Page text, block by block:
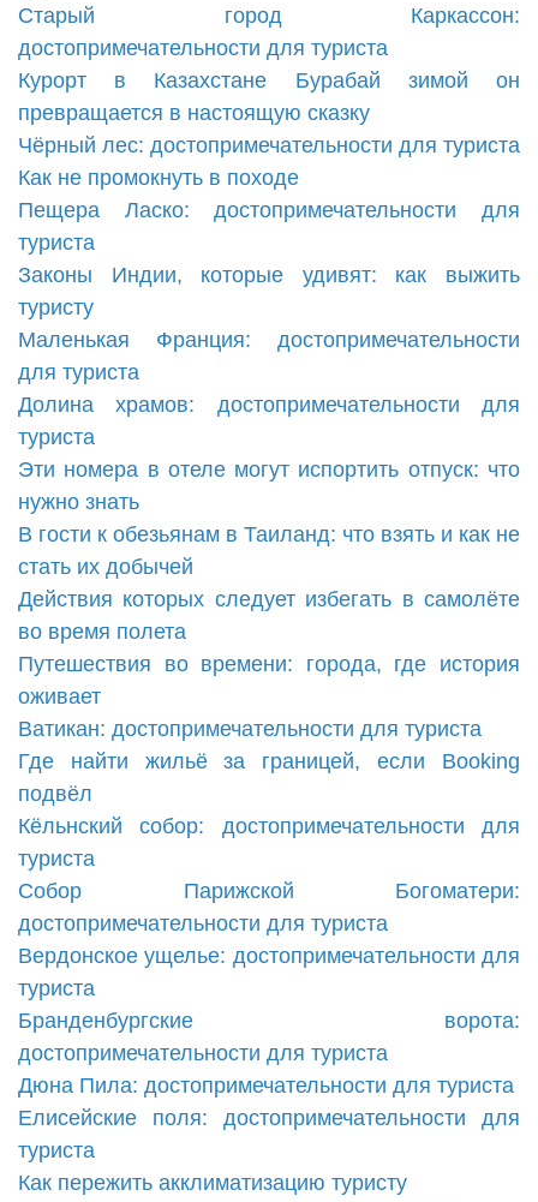
Старый город Каркассон:
достопримечательности для туриста
Курорт в Казахстане Бурабай зимой он
превращается в настоящую сказку
Чёрный лес: достопримечательности для туриста
Как не промокнуть в походе
Пещера Ласко: достопримечательности для
туриста
Законы Индии, которые удивят: как выжить
туристу
Маленькая Франция: достопримечательности
для туриста
Долина храмов: достопримечательности для
туриста
Эти номера в отеле могут испортить отпуск: что
нужно знать
В гости к обезьянам в Таиланд: что взять и как не
стать их добычей
Действия которых следует избегать в самолёте
во время полета
Путешествия во времени: города, где история
оживает
Ватикан: достопримечательности для туриста
Где найти жильё за границей, если Booking
подвёл
Кёльнский собор: достопримечательности для
туриста
Собор Парижской Богоматери:
достопримечательности для туриста
Вердонское ущелье: достопримечательности для
туриста
Бранденбургские ворота:
достопримечательности для туриста
Дюна Пила: достопримечательности для туриста
Елисейские поля: достопримечательности для
туриста
Как пережить акклиматизацию туристу